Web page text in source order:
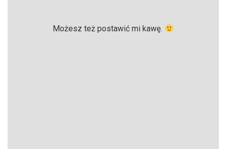
Możesz też postawić mi kawę.